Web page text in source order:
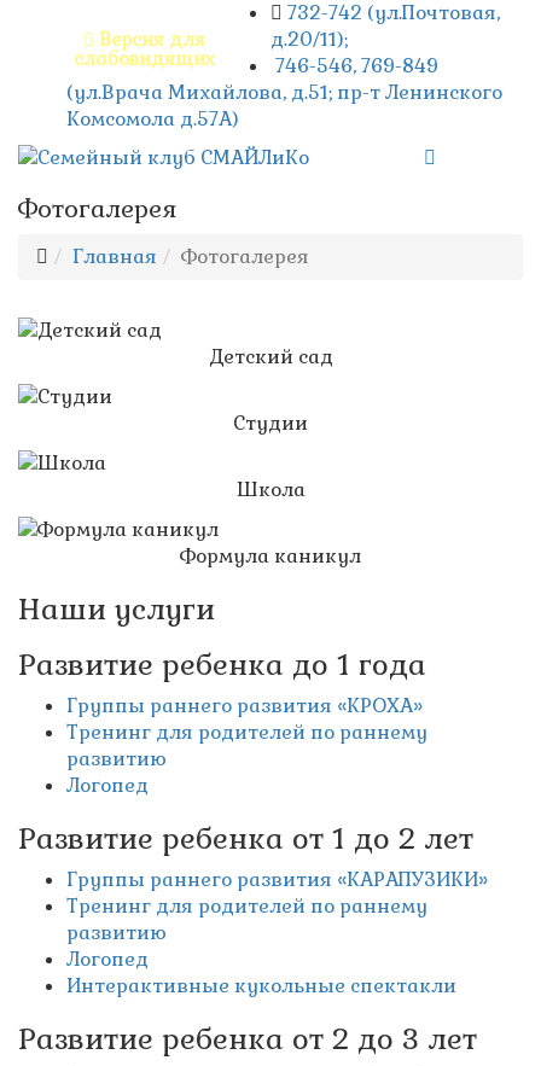
Версия для
слабовидящих
732-742 (ул.Почтовая,
д.20/11);
746-546, 769-849
(ул.Врача Михайлова, д.51; пр-т Ленинского
Комсомола д.57А)
Фотогалерея
Главная Фотогалерея
Детский сад
Студии
Школа
Формула каникул
Наши услуги
Развитие ребенка до 1 года
Группы раннего развития «КРОХА»
Тренинг для родителей по раннему
развитию
Логопед
Развитие ребенка от 1 до 2 лет
Группы раннего развития «КАРАПУЗИКИ»
Тренинг для родителей по раннему
развитию
Логопед
Интерактивные кукольные спектакли
Развитие ребенка от 2 до 3 лет